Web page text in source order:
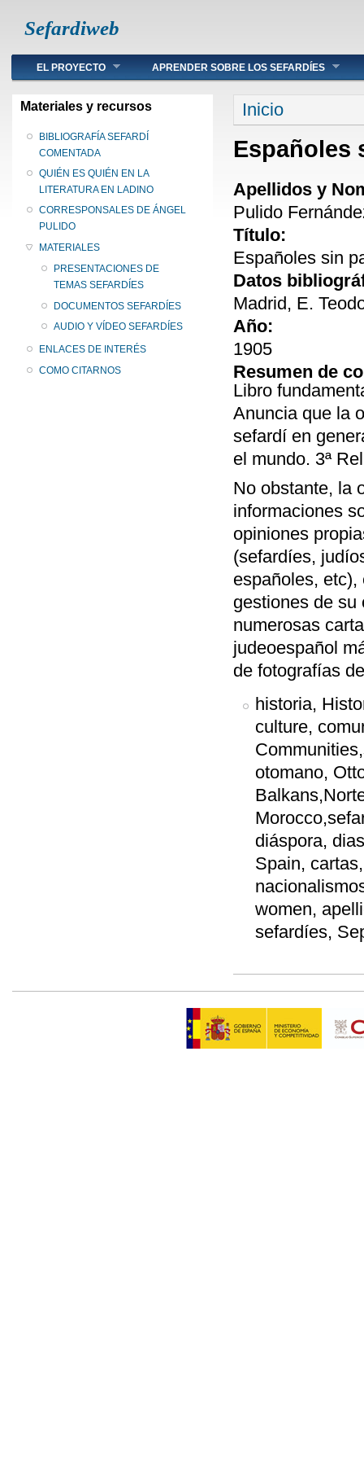
Sefardiweb
Main menu
EL PROYECTO APRENDER SOBRE LOS SEFARDÍES
Materiales y recursos
BIBLIOGRAFÍA SEFARDÍ
COMENTADA
QUIÉN ES QUIÉN EN LA
LITERATURA EN LADINO
CORRESPONSALES DE ÁNGEL
PULIDO
MATERIALES
PRESENTACIONES DE
TEMAS SEFARDÍES
DOCUMENTOS SEFARDÍES
AUDIO Y VÍDEO SEFARDÍES
ENLACES DE INTERÉS
COMO CITARNOS
Se encuentra
Inicio
Españoles
Apellidos y
Pulido
Título:
Españoles sin
Datos
Madrid, E.
Año:
1905
Resumen de
Libro
Anuncia que la
sefardí en
el mundo. 3ª
No obstante, la
informaciones
opiniones
(sefardíes,
españoles,
gestiones de su
numerosas
judeoespañol
de fotografías
historia,
culture,
otomano,
diáspora,
Spain,
women,
sefardíes,